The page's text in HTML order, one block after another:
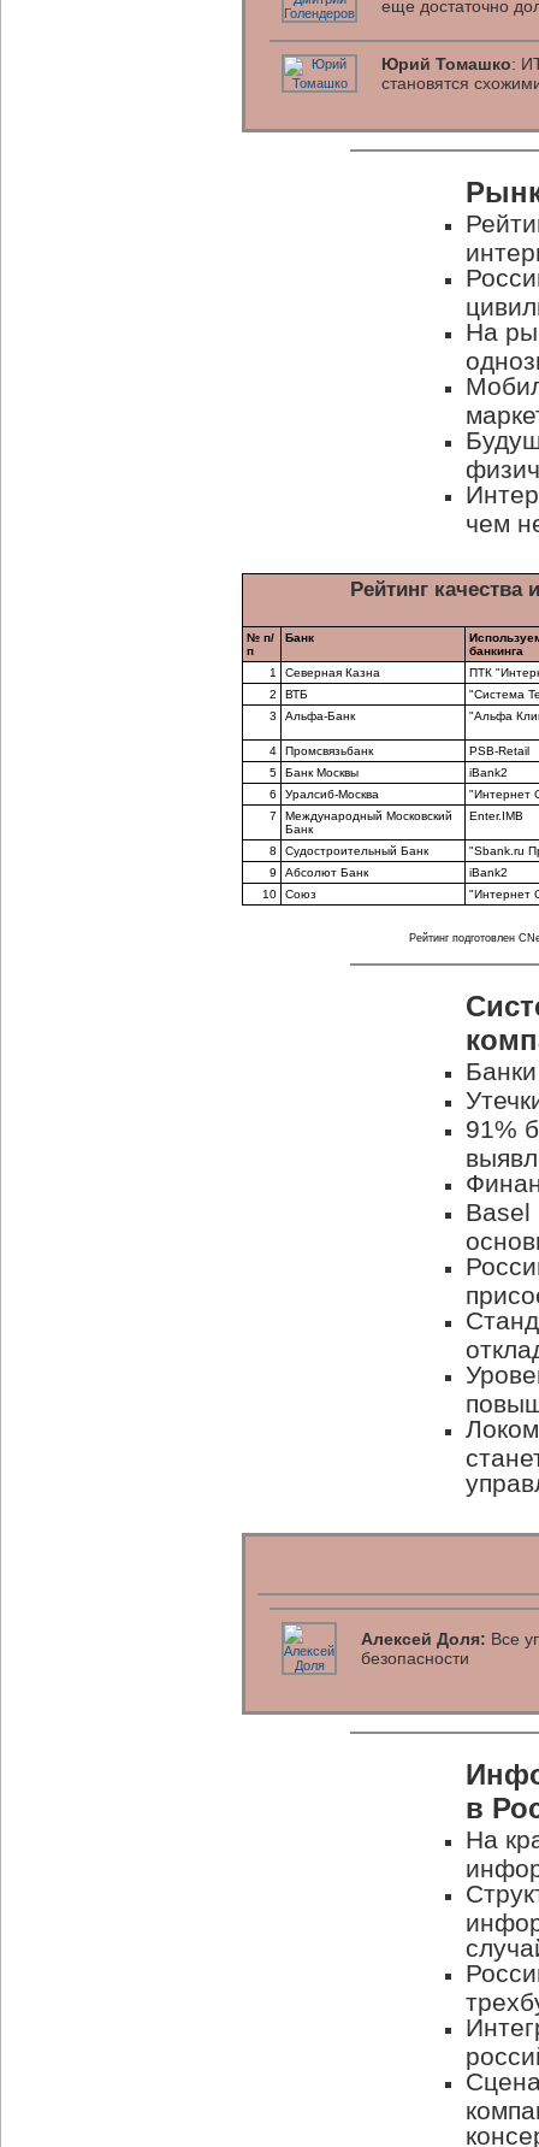
еще достаточно
Юрий Томашко:
становятся
На
чем
Рейтинг
№ п/
п
Банк
банкинга
1
Северная Казна
ПТК
2
ВТБ
"Система
3
Альфа-Банк "Альфа
4 Промсвязьбанк
PSB-Retail
5
Банк Москвы
iBank2
6
Уралсиб-Москва
"Интернет
7
Международный Московский
Банк
Enter.IMB
8 Судостроительный Банк
"Sbank.ru
9
Абсолют Банк
iBank2
10
Союз "Интернет
Рейтинг подготовлен
91%
Алексей Доля: Все
безопасности
в
На